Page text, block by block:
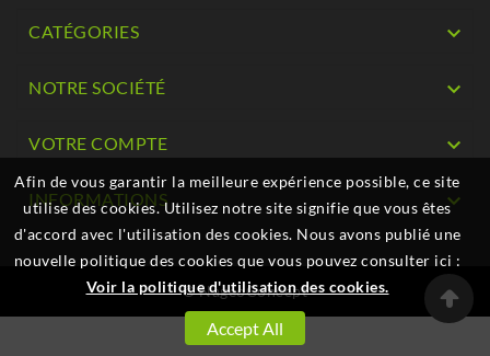
Afin de vous garantir la meilleure expérience possible, ce site
utilise des cookies. Utilisez notre site signifie que vous êtes
d'accord avec l'utilisation des cookies. Nous avons publié une
nouvelle politique des cookies que vous pouvez consulter ici :
Voir la politique d'utilisation des cookies.
Accept All
CATÉGORIES 
NOTRE SOCIÉTÉ 
VOTRE COMPTE 
INFORMATIONS 
© NageoConcept